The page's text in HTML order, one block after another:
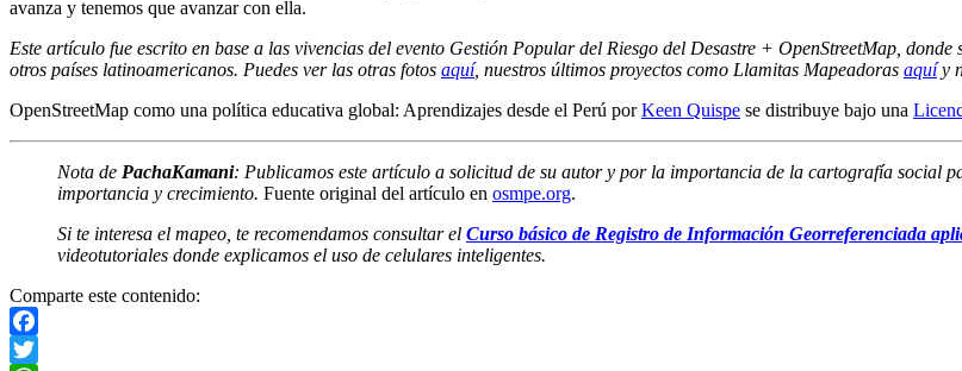
avanza y tenemos que avanzar con ella.
Este artículo fue escrito en base a las vivencias del evento Gestión Popular del Riesgo del Desastre + OpenStreetMap,
otros países latinoamericanos. Puedes ver las otras fotos aquí, nuestros últimos proyectos como Llamitas Mapeadoras aquíy
OpenStreetMap como una política educativa global: Aprendizajes desde el Perú porKeen Quispe se distribuye bajo una
Nota de PachaKamani: Publicamos este artículo a solicitud de su autor y por la importancia de la cartografía social
importancia y crecimiento. Fuente original del artículo en osmpe.org.
Si te interesa el mapeo, te recomendamos consultar el Curso básico de Registro de Información Georreferenciada
videotutoriales donde explicamos el uso de celulares inteligentes.
Comparte este contenido:
Facebook